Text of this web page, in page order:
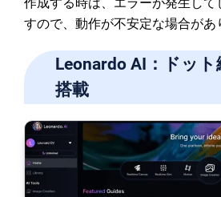
すので、動作が不安定な場合があ
Leonardo AI：ドッ
搭載